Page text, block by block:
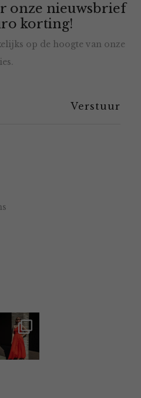
onze nieuwsbrief
korting!
op de hoogte van onze